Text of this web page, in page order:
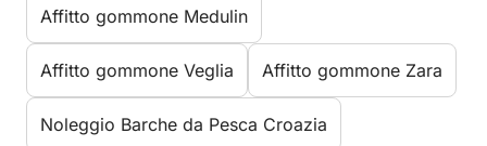
Affitto gommone Medulin
Affitto gommone Veglia Affitto gommone Zara
Noleggio Barche da Pesca Croazia